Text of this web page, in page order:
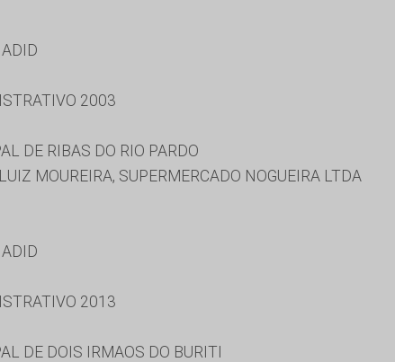
2003
DE RIBAS DO RIO PARDO
MOUREIRA, SUPERMERCADO NOGUEIRA LTDA
2013
DE DOIS IRMAOS DO BURITI